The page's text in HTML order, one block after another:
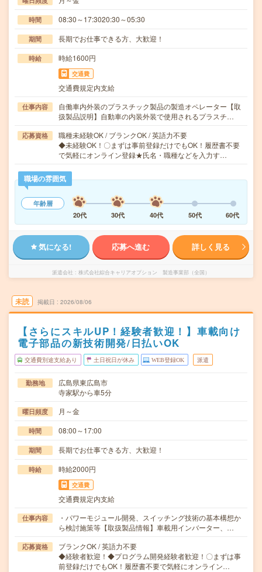
時間 08:30～17:3020:30～05:30
期間 長期でお仕事できる方、大歓迎！
時給 時給1600円
交通費
交通費規定内支給
仕事内容
自働車内外装のプラスチック製品の製造オペレーター【取
扱製品説明】自動車の内装外装で使用されるプラスチ…
応募資格
職種未経験OK / ブランクOK / 英語力不要
◆未経験OK！〇まずは事前登録だけでもOK！履歴書不要
で気軽にオンライン登録★氏名・職種などを入力す…
職場の雰囲気
年齢層
20代
30代 40代 50代 60代
気になる! 応募へ進む 詳しく見る
派遣会社 株式会社綜合キャリアオプション 製造事業部（全国）
未読 掲載日 2026/08/06
【さらにスキルUP！経験者歓迎！】車載向け
電子部品の新技術開発/日払いOK
交通費別途支給あり 土日祝日が休み WEB登録OK 派遣
勤務地
広島県東広島市
寺家駅から車5分
曜日頻度 月～金
時間 08:00～17:00
期間 長期でお仕事できる方、大歓迎！
時給 時給2000円
交通費
交通費規定内支給
仕事内容
・パワーモジュール開発、スイッチング技術の基本構想か
ら検討施策等【取扱製品情報】車載用インバーター、…
応募資格
ブランクOK / 英語力不要
◆経験者歓迎！◆プログラム開発経験者歓迎！〇まずは事
前登録だけでもOK！履歴書不要で気軽にオンライン…